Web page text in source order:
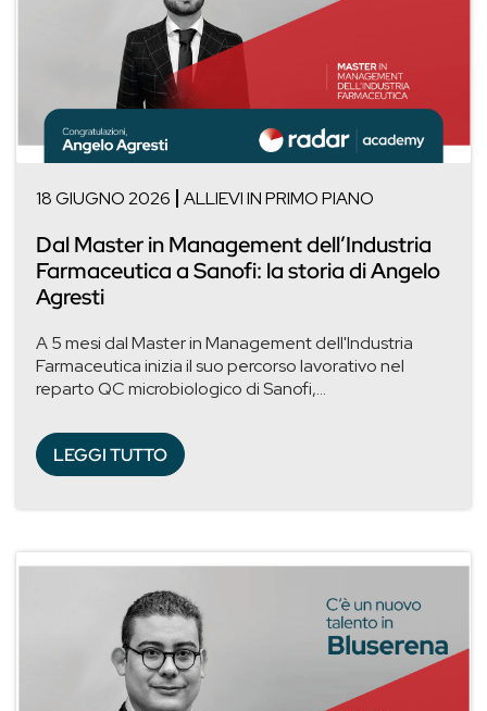
18 GIUGNO 2026 ALLIEVI IN PRIMO PIANO
Dal Master in Management dell’Industria
Farmaceutica a Sanofi: la storia di Angelo
Agresti
A 5 mesi dal Master in Management dell'Industria
Farmaceutica inizia il suo percorso lavorativo nel
reparto QC microbiologico di Sanofi,...
LEGGI TUTTO